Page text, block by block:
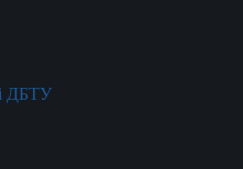
ДБТУ